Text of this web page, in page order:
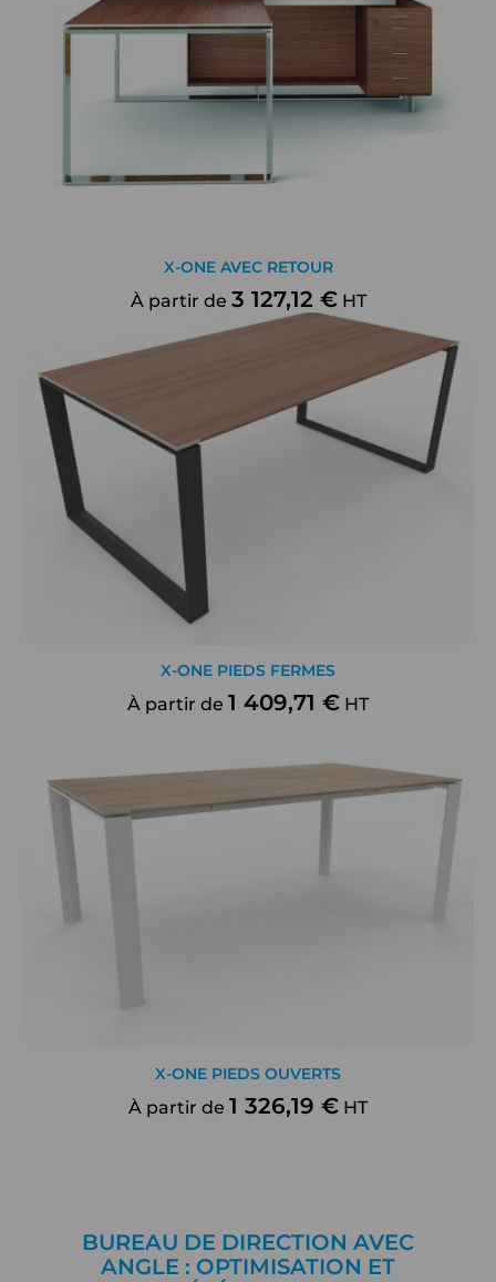
X-ONE AVEC RETOUR
À partir de 3 127,12 €HT
X-ONE PIEDS FERMES
À partir de 1 409,71 € HT
X-ONE PIEDS OUVERTS
À partir de 1 326,19 € HT
BUREAU DE DIRECTION AVEC
ANGLE : OPTIMISATION ET